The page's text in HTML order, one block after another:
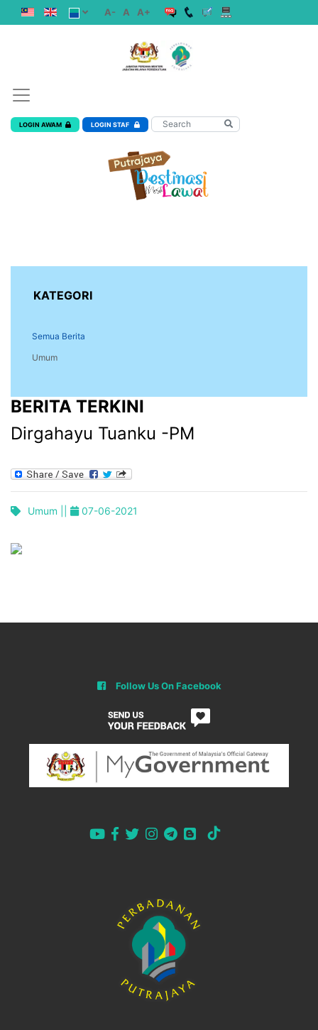
A- A A+
LOGIN AWAM LOGIN STAF
KATEGORI
Semua Berita
Umum
BERITA TERKINI
Dirgahayu Tuanku -PM
Umum || 07-06-2021
Follow Us On Facebook